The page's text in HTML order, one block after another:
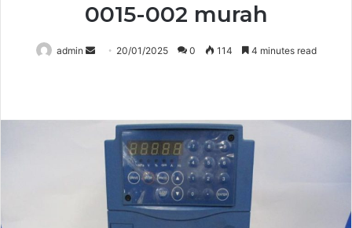
0015-002 murah
admin
Send 20/01/2025 0 114 4 minutes read